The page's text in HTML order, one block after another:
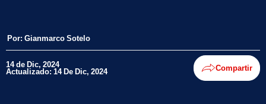
Por: Gianmarco Sotelo
14 de Dic, 2024
Actualizado: 14 De Dic, 2024 Compartir